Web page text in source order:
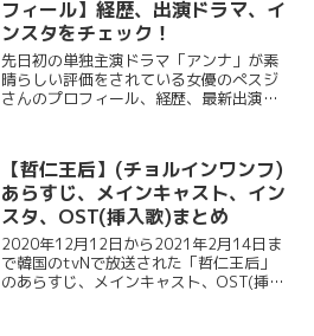
フィール】経歴、出演ドラマ、イ
ンスタをチェック！
先日初の単独主演ドラマ「アンナ」が素
晴らしい評価をされている女優のぺスジ
さんのプロフィール、経歴、最新出演ド
【哲仁王后】(チョルインワンフ)
あらすじ、メインキャスト、イン
スタ、OST(挿入歌)まとめ
2020年12月12日から2021年2月14日ま
で韓国のtvNで放送された「哲仁王后」
のあらすじ、メインキャスト、OST(挿入